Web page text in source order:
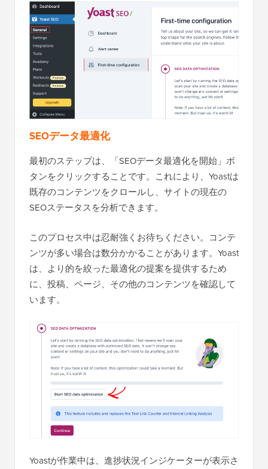
SEOデータ最適化
最初のステップは、「SEOデータ最適化を開始」ボ
タンをクリックすることです。これにより、Yoastは
既存のコンテンツをクロールし、サイトの現在の
SEOステータスを分析できます。
このプロセス中は忍耐強くお待ちください。コンテ
ンツが多い場合は数分かかることがあります。Yoast
は、より的を絞った最適化の提案を提供するため
に、投稿、ページ、その他のコンテンツを確認して
います。
Yoastが作業中は、進捗状況インジケーターが表示さ